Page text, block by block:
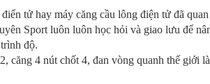
tử hay máy căng cầu lông điện tử đã
Sport luôn luôn học hỏi và giao lưu để
độ.
căng 4 nút chốt 4, đan vòng quanh thế giới